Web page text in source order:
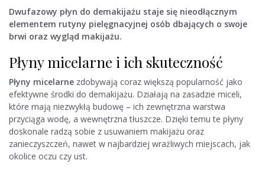
Dwufazowy płyn do demakijażu staje się nieodłącznym
elementem rutyny pielęgnacyjnej osób dbających o swoje
brwi oraz wygląd makijażu.
Płyny micelarne i ich skuteczność
Płyny micelarne zdobywają coraz większą popularność jako
efektywne środki do demakijażu. Działają na zasadzie miceli,
które mają niezwykłą budowę – ich zewnętrzna warstwa
przyciąga wodę, a wewnętrzna tłuszcze. Dzięki temu te płyny
doskonale radzą sobie z usuwaniem makijażu oraz
zanieczyszczeń, nawet w najbardziej wrażliwych miejscach, jak
okolice oczu czy ust.